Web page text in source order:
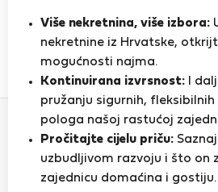
Više nekretnina, više izbora:
nekretnine iz Hrvatske,
mogućnosti najma.
Kontinuirana izvrsnost: I
pružanju sigurnih,
pologa našoj rastućoj
Pročitajte cijelu priču:
uzbudljivom razvoju i što on
zajednicu domaćina i gostiju.
PRIKAŽI
Ocjena i reference
0
Ocjena